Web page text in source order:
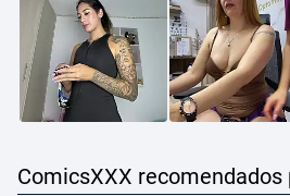
ComicsXXX recomendados